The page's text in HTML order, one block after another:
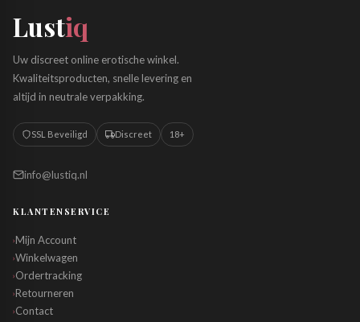
Lustiq
Uw discreet online erotische winkel.
Kwaliteitsproducten, snelle levering en
altijd in neutrale verpakking.
SSL Beveiligd Discreet 18+
info@lustiq.nl
KLANTENSERVICE
›Mijn Account
›Winkelwagen
›Ordertracking
›Retourneren
›Contact